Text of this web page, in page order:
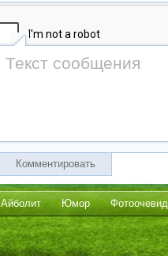
Комментировать
Айболит Юмор